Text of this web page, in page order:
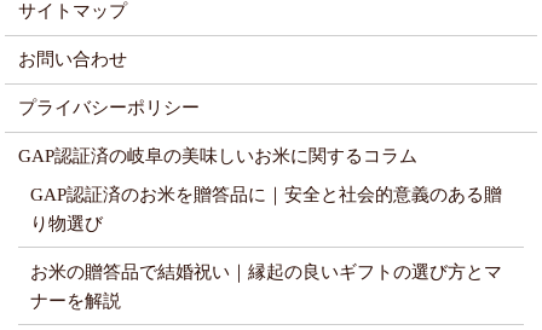
サイトマップ
お問い合わせ
プライバシーポリシー
GAP認証済の岐阜の美味しいお米に関するコラム
GAP認証済のお米を贈答品に｜安全と社会的意義のある贈
り物選び
お米の贈答品で結婚祝い｜縁起の良いギフトの選び方とマ
ナーを解説